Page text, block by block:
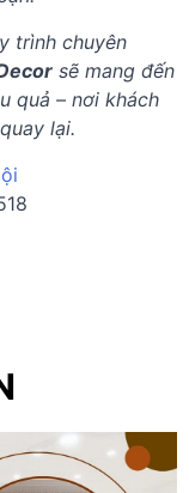
trình chuyên
sẽ mang đến
quả – nơi khách
lại.